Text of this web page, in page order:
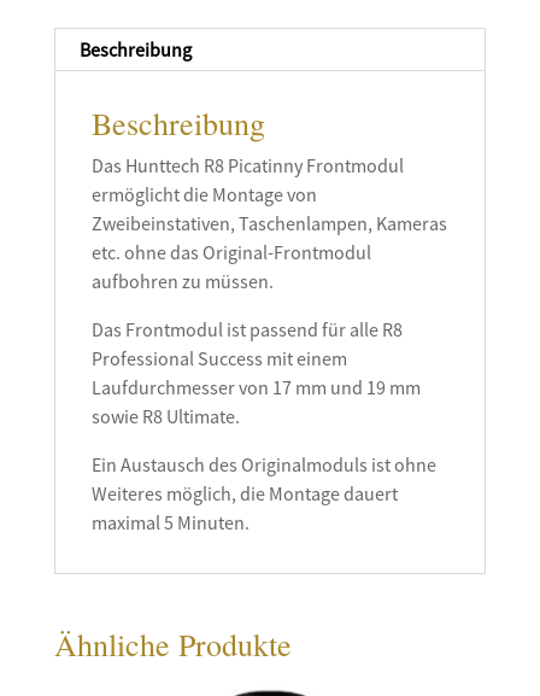
Beschreibung
Beschreibung
Das Hunttech R8 Picatinny Frontmodul
ermöglicht die Montage von
Zweibeinstativen, Taschenlampen, Kameras
etc. ohne das Original-Frontmodul
aufbohren zu müssen.
Das Frontmodul ist passend für alle R8
Professional Success mit einem
Laufdurchmesser von 17 mm und 19 mm
sowie R8 Ultimate.
Ein Austausch des Originalmoduls ist ohne
Weiteres möglich, die Montage dauert
maximal 5 Minuten.
Ähnliche Produkte